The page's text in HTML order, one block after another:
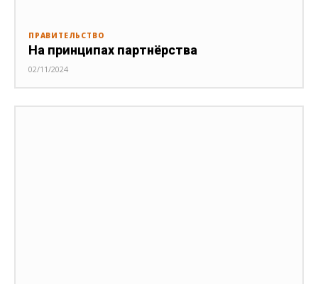
ПРАВИТЕЛЬСТВО
На принципах партнёрства
02/11/2024